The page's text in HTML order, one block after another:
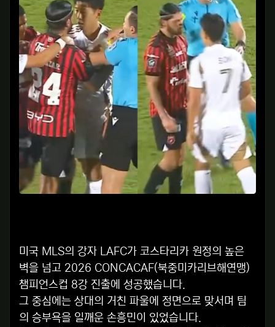
미국 MLS의 강자 LAFC가 코스타리카 원정의 높은
벽을 넘고 2026 CONCACAF(북중미카리브해연맹)
챔피언스컵 8강 진출에 성공했습니다.
그 중심에는 상대의 거친 파울에 정면으로 맞서며 팀
의 승부욕을 일깨운 손흥민이 있었습니다.